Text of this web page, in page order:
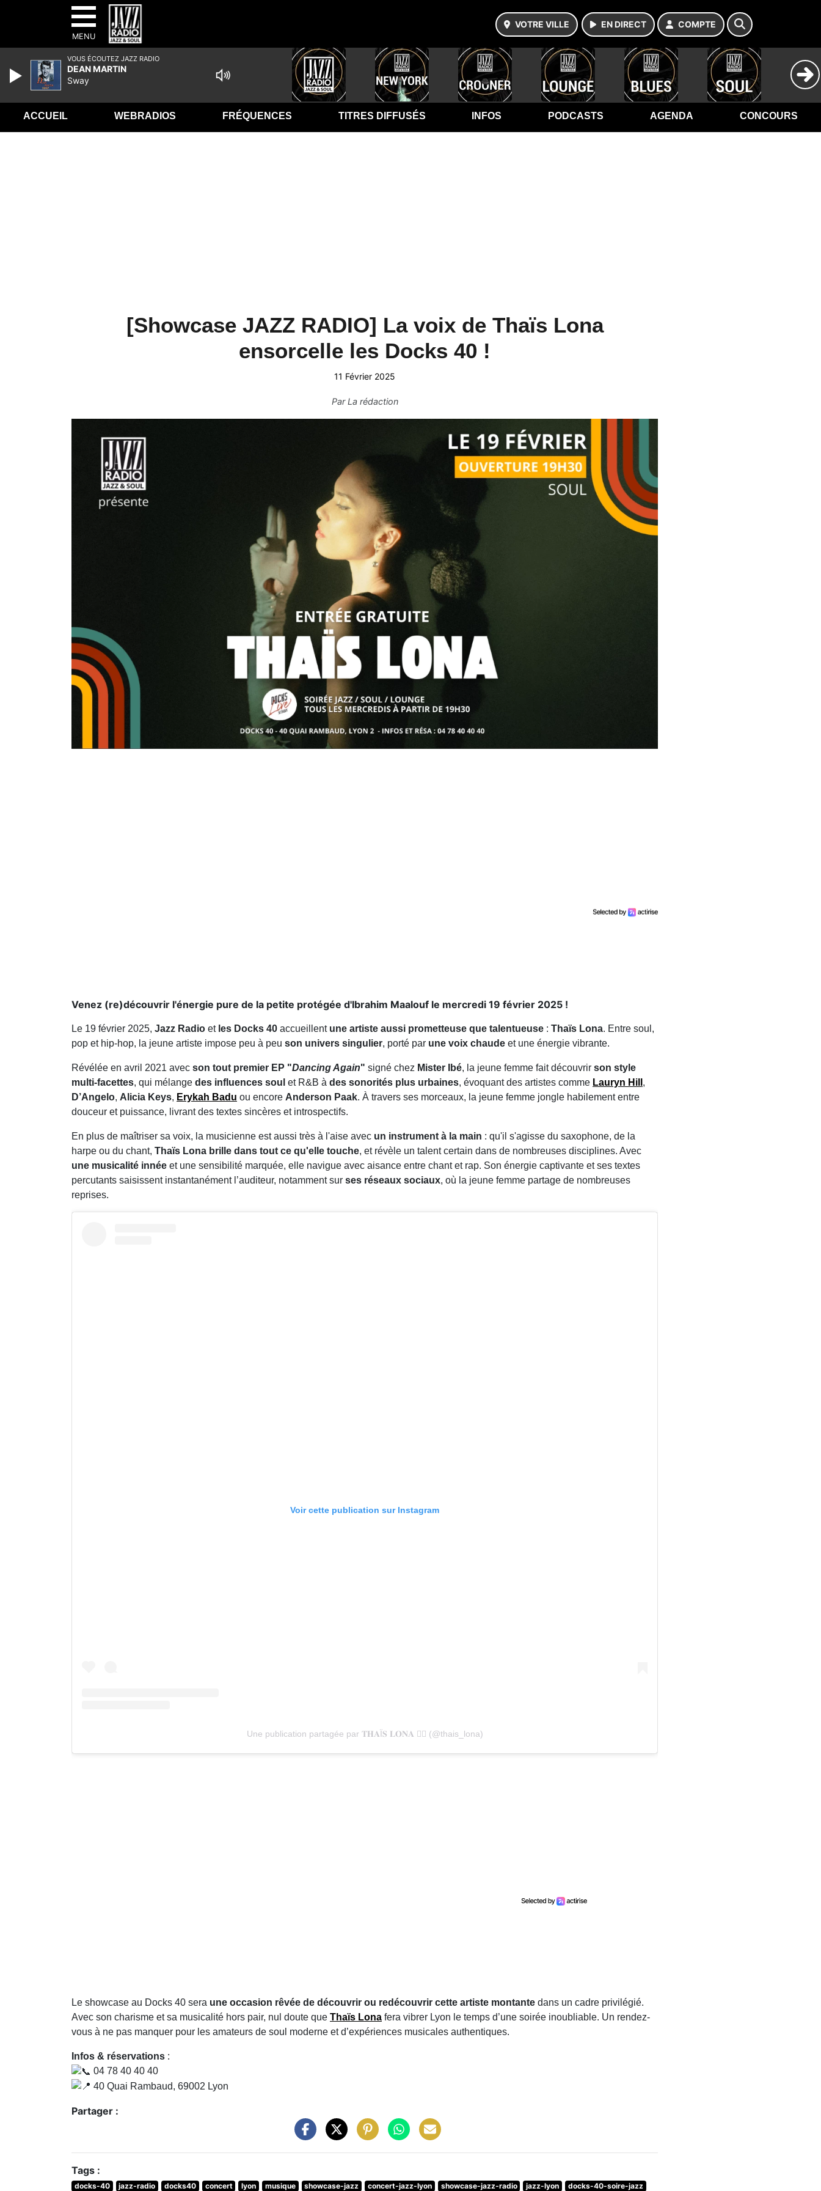
MENU
VOTRE VILLE EN DIRECT COMPTE
ACCUEIL WEBRADIOS FRÉQUENCES TITRES DIFFUSÉS INFOS PODCASTS AGENDA CONCOURS
[Showcase JAZZ RADIO] La voix de Thaïs Lona
ensorcelle les Docks 40 !
11 Février 2025
ParLa rédaction
Venez (re)découvrir l'énergie pure de la petite protégée d'Ibrahim Maalouf le mercredi 19 février 2025 !
Le 19 février 2025, Jazz Radio et les Docks 40 accueillentune artiste aussi prometteuse que talentueuse : Thaïs Lona. Entre soul,
pop et hip-hop, la jeune artiste impose peu à peu son univers singulier, porté par une voix chaude et une énergie vibrante.
Révélée en avril 2021 avec son tout premier EP "Dancing Again" signé chez Mister Ibé, la jeune femme fait découvrir son style
multi-facettes, qui mélange des influences soul et R&B à des sonorités plus urbaines, évoquant des artistes comme Lauryn Hill ,
D’Angelo, Alicia Keys, Erykah Badu ou encore Anderson Paak. À travers ses morceaux, la jeune femme jongle habilement entre
douceur et puissance, livrant des textes sincères et introspectifs.
En plus de maîtriser sa voix, la musicienne est aussi très à l'aise avec un instrument à la main : qu'il s'agisse du saxophone, de la
harpe ou du chant, Thaïs Lona brille dans tout ce qu'elle touche, et révèle un talent certain dans de nombreuses disciplines. Avec
une musicalité innée et une sensibilité marquée, elle navigue avec aisance entre chant et rap. Son énergie captivante et ses textes
percutants saisissent instantanément l’auditeur, notamment sur ses réseaux sociaux, où la jeune femme partage de nombreuses
reprises.
Voir cette publication sur Instagram
Une publication partagée par 𝐓𝐇𝐀Ï𝐒 𝐋𝐎𝐍𝐀 🏴‍☠️ (@thais_lona)
Le showcase au Docks 40 sera une occasion rêvée de découvrir ou redécouvrir cette artiste montante dans un cadre privilégié.
Avec son charisme et sa musicalité hors pair, nul doute que Thaïs Lona fera vibrer Lyon le temps d’une soirée inoubliable. Un rendez-
vous à ne pas manquer pour les amateurs de soul moderne et d’expériences musicales authentiques.
Infos & réservations :
04 78 40 40 40
40 Quai Rambaud, 69002 Lyon
Partager :
Tags :
docks-40 jazz-radio docks40 concert lyon musique showcase-jazz concert-jazz-lyon showcase-jazz-radio jazz-lyon docks-40-soire-jazz
VOUS ÉCOUTEZ JAZZ RADIO
DEAN MARTIN
Sway